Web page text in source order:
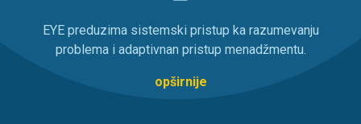
EYE preduzima sistemski pristup ka razumevanju
problema i adaptivnan pristup menadžmentu.
opširnije